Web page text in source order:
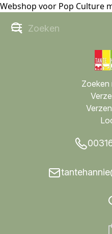
Webshop voor Pop Culture
Zoeken